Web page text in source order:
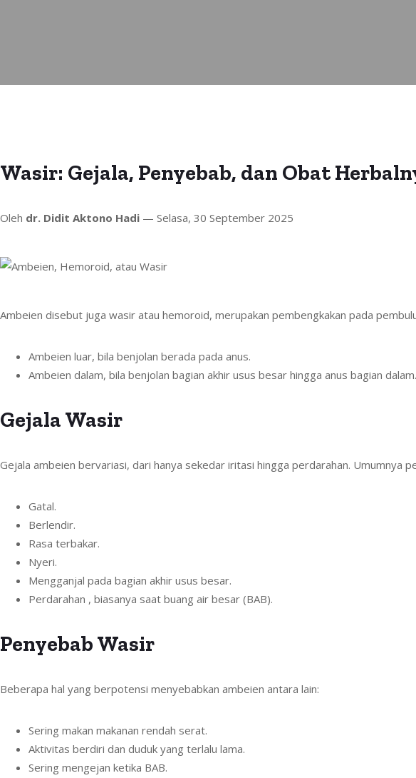
Wasir: Gejala, Penyebab, dan Obat
Oleh dr. Didit Aktono Hadi — Selasa, 30 September 2025
Ambeien disebut juga wasir atau hemoroid, merupakan pembengkakan pada
Ambeien luar, bila benjolan berada pada anus.
Ambeien dalam, bila benjolan bagian akhir usus besar hingga anus bagian dalam.
Gejala Wasir
Gejala ambeien bervariasi, dari hanya sekedar iritasi hingga perdarahan. Umumnya
Gatal.
Berlendir.
Rasa terbakar.
Nyeri.
Mengganjal pada bagian akhir usus besar.
Perdarahan , biasanya saat buang air besar (BAB).
Penyebab Wasir
Beberapa hal yang berpotensi menyebabkan ambeien antara lain:
Sering makan makanan rendah serat.
Aktivitas berdiri dan duduk yang terlalu lama.
Sering mengejan ketika BAB.